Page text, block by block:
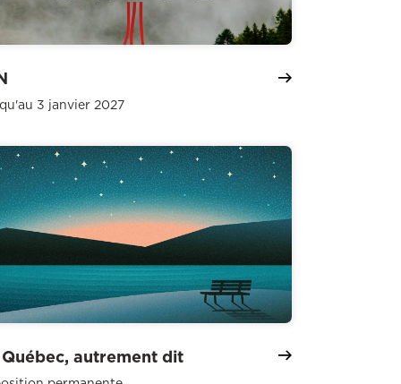
3 janvier 2027
autrement dit